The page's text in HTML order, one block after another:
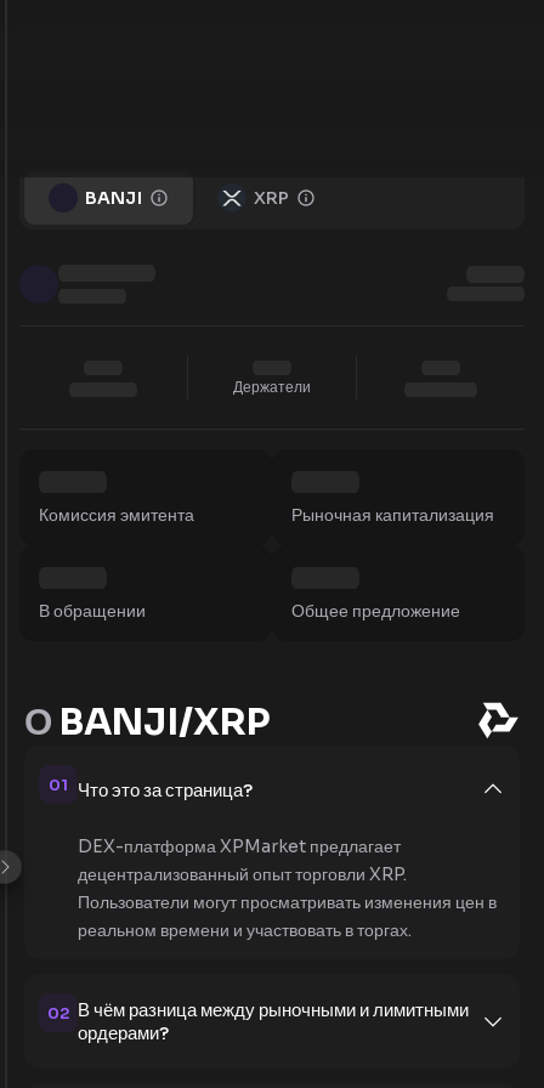
BANJI XRP
Держатели
Комиссия эмитента Рыночная капитализация
В обращении Общее предложение
О BANJI/XRP
01 Что это за страница?
DEX-платформа XPMarket предлагает
децентрализованный опыт торговли XRP.
Пользователи могут просматривать изменения цен в
реальном времени и участвовать в торгах.
02 В чём разница между рыночными и лимитными
ордерами?